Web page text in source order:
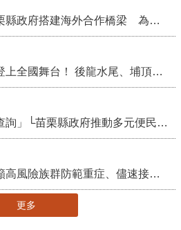
把握國際交流契機 苗栗縣政府搭建海外合作橋梁 為在地產業爭取更多國際市場機會
苗栗農村綠色照顧成果登上全國舞台！ 後龍水尾、埔頂社區前進2026高齡健康產業博覽會
買地建屋前先「地套繪查詢」└苗栗縣政府推動多元便民諮詢服務
近期新冠疫情升溫！呼籲高風險族群防範重症、儘速接種疫苗及早就醫
更多